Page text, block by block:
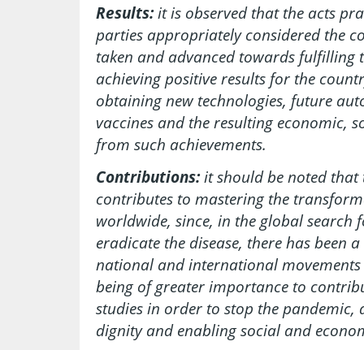
Results:it is observed that the acts
parties appropriately considered the
taken and advanced towards fulfilling
achieving positive results for the
obtaining new technologies, future
vaccines and the resulting economic,
from such achievements.
Contributions:it should be noted
contributes to mastering the
worldwide, since, in the global search
eradicate the disease, there has been
national and international
being of greater importance to
studies in order to stop the
dignity and enabling social and